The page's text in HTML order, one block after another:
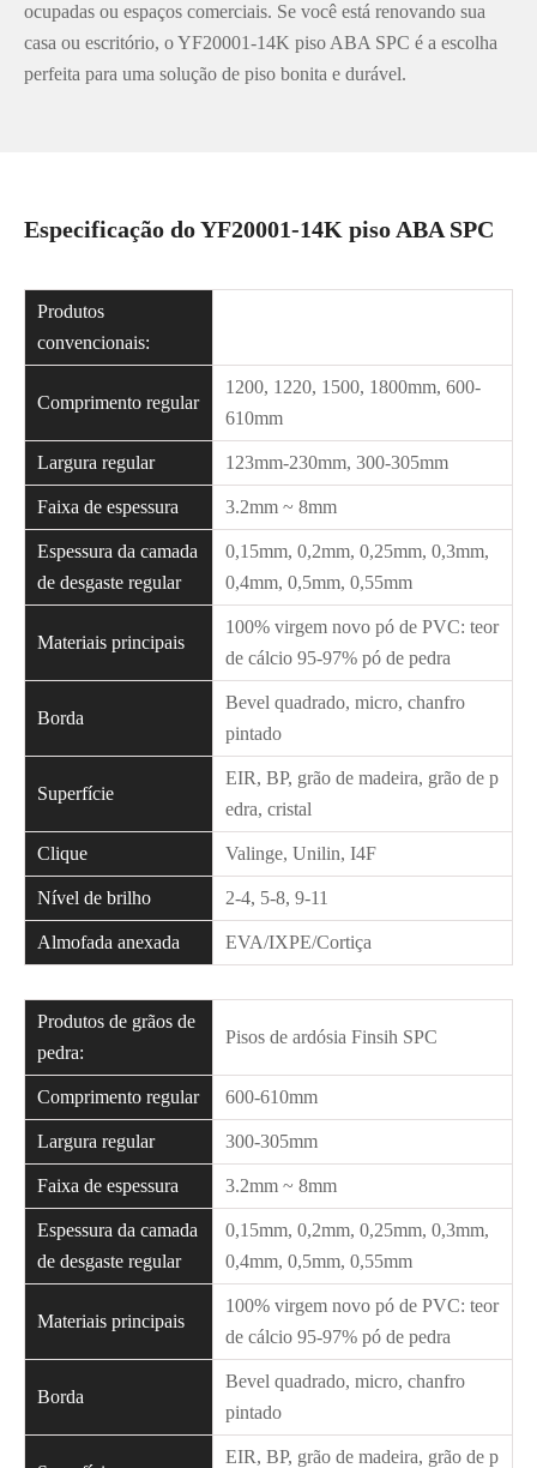
ocupadas ou espaços comerciais. Se você está renovando sua
casa ou escritório, o YF20001-14K piso ABA SPC é a escolha
perfeita para uma solução de piso bonita e durável.
Especificação do YF20001-14K piso ABA SPC
Produtos
convencionais:
Comprimento regular
1200, 1220, 1500, 1800mm, 600-
610mm
Largura regular 123mm-230mm, 300-305mm
Faixa de espessura 3.2mm ~ 8mm
Espessura da camada
de desgaste regular
0,15mm, 0,2mm, 0,25mm, 0,3mm,
0,4mm, 0,5mm, 0,55mm
Materiais principais
100% virgem novo pó de PVC: teor
de cálcio 95-97% pó de pedra
Borda
Bevel quadrado, micro, chanfro
pintado
Superfície
EIR, BP, grão de madeira, grão de p
edra, cristal
Clique Valinge, Unilin, I4F
Nível de brilho 2-4, 5-8, 9-11
Almofada anexada EVA/IXPE/Cortiça
Produtos de grãos de
pedra:
Pisos de ardósia Finsih SPC
Comprimento regular 600-610mm
Largura regular 300-305mm
Faixa de espessura 3.2mm ~ 8mm
Espessura da camada
de desgaste regular
0,15mm, 0,2mm, 0,25mm, 0,3mm,
0,4mm, 0,5mm, 0,55mm
Materiais principais
100% virgem novo pó de PVC: teor
de cálcio 95-97% pó de pedra
Borda
Bevel quadrado, micro, chanfro
pintado
EIR, BP, grão de madeira, grão de p